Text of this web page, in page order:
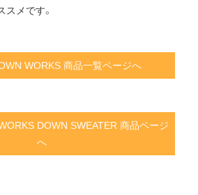
メです。
WORKS 商品一覧ページへ
DOWN SWEATER 商品ページ
へ